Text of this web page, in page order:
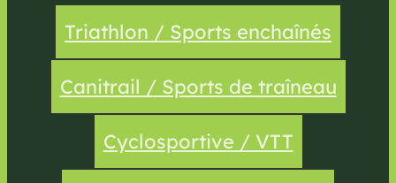
Triathlon / Sports enchaînés
Canitrail / Sports de traîneau
Cyclosportive / VTT